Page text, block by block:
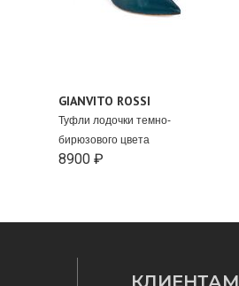
GIANVITO ROSSI
Туфли лодочки темно-
бирюзового цвета
8900 ₽